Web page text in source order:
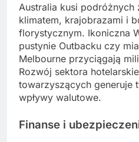
Australia kusi podróżnych
klimatem, krajobrazami i
florystycznym. Ikoniczna
pustynie Outbacku czy
Melbourne przyciągają
Rozwój sektora
towarzyszących generuje
wpływy walutowe.
Finanse i